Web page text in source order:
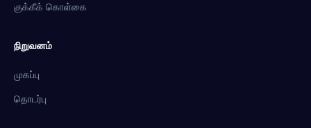
குக்கீக் கொள்கை
நிறுவனம்
முகப்பு
தொடர்பு